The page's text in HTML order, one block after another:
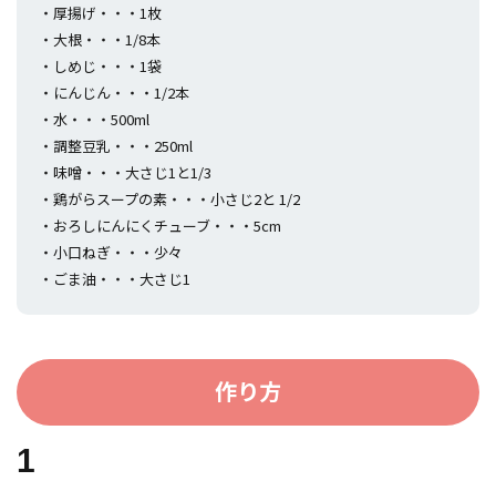
・厚揚げ・・・1枚
・大根・・・1/8本
・しめじ・・・1袋
・にんじん・・・1/2本
・水・・・500ml
・調整豆乳・・・250ml
・味噌・・・大さじ1と1/3
・鶏がらスープの素・・・小さじ2と 1/2
・おろしにんにくチューブ・・・5cm
・小口ねぎ・・・少々
・ごま油・・・大さじ1
作り方
1